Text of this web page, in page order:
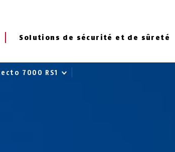
Solutions de sécurité et de sûreté
7000 RS1